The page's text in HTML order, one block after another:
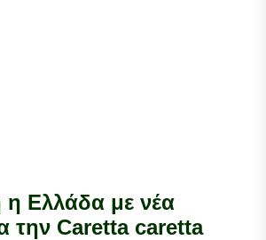
η Ελλάδα με νέα
την Caretta caretta